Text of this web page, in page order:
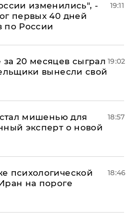
изменились", -
первых 40 дней
по России
19:11
20 месяцев сыграл
вынесли свой
19:02
мишенью для
эксперт о новой
18:57
психологической
на пороге
18:46